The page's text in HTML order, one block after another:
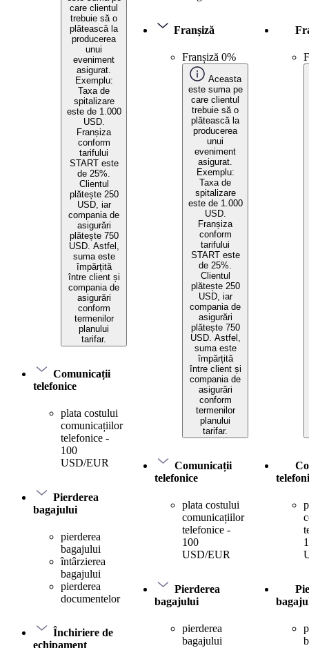
care clientul
trebuie să o
plătească la
producerea
unui
eveniment
asigurat.
Exemplu:
Taxa de
spitalizare
este de 1.000
USD.
Franșiza
conform
tarifului
START este
de 25%.
Clientul
plătește 250
USD, iar
compania de
asigurări
plătește 750
USD. Astfel,
suma este
împărțită
între client și
compania de
asigurări
conform
termenilor
planului
tarifar.
Comunicații
telefonice
plata costului
comunicațiilor
telefonice -
100
USD/EUR
Pierderea
bagajului
pierderea
bagajului
întârzierea
bagajului
pierderea
documentelor
Închiriere de
echipament
Franșiză
Franșiză 0%
Aceasta
este suma pe
care clientul
trebuie să o
plătească la
producerea
unui
eveniment
asigurat.
Exemplu:
Taxa de
spitalizare
este de 1.000
USD.
Franșiza
conform
tarifului
START este
de 25%.
Clientul
plătește 250
USD, iar
compania de
asigurări
plătește 750
USD. Astfel,
suma este
împărțită
între client și
compania de
asigurări
conform
termenilor
planului
tarifar.
Comunicații
telefonice
plata costului
comunicațiilor
telefonice -
100
USD/EUR
Pierderea
bagajului
pierderea
bagajului